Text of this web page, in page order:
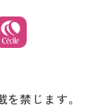
禁じます。